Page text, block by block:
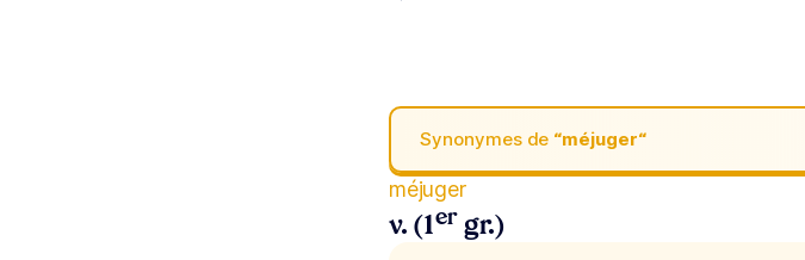
Synonymes de “méjuger“
méjuger
v. (1er gr.)